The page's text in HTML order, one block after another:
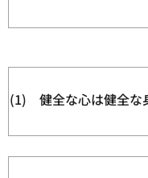
(1) 健全な心は健全な